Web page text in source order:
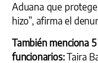
Aduana que
hizo”, afirma el
También menciona
funcionarios:Taira